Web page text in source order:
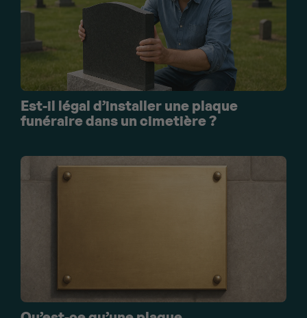
Est-il légal d’installer une plaque
funéraire dans un cimetière ?